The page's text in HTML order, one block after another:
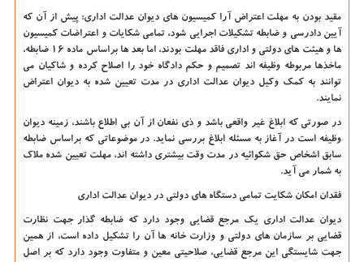
مقید بودن به مهلت اعتراض آرا کمیسیون های دیوان عدالت اداری: پیش از آن که
آیین دادرسی و ضابطه تشکیلات اجرایی شود، تمامی شکایات و اعتراضات کمیسیون
ها و هیئت های دولتی و اداری فاقد مهلت بودند، اما بعد ها براساس ماده ۱۶ ضابطه،
ماخذها مربوطه وظیفه اند تصمیم و حکم دادگاه خود را اصلاح کرده و شاکیان می
توانند به کمک وکیل دیوان عدالت اداری در مدت تعیین شده به دیوان اعتراض
نمایند.
در صورتی که ابلاغ غیر واقعی باشد و ذی نفعان از آن بی اطلاع باشند، زمینه دیوان
وظیفه است در آغاز به مسئله ابلاغ بررسی نماید. در موضوعاتی که براساس ضابطه
سابق اشخاص حق شکوائیه در مدت وقت بیشتری داشته اند، مهلت تعیین شده ملاک
به شمار می آید.
فقدان امکان شکایت تمامی دستگاه های دولتی در دیوان عدالت اداری
دیوان عدالت اداری یک مرجع قضایی وجود دارد که ضابطه گذار جهت نظارت
قضایی بر سازمان های دولتی و وزارت خانه ها آن را تشکیل داده است، از همین
جهت شایستگی این مرجع قضایی، صلاحیتی معین و متفاوت وجود دارد که بر اصل